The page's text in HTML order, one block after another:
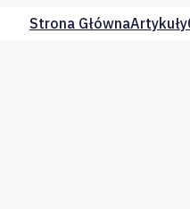
Strona GłównaArtykuły